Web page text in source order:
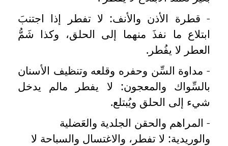
- قطرة الأذن والأنف: لا تفطر إذا اجتنبَ
ابتلاع ما نفذَ منهما إلى الحلق، وكذا شَمُّ
العطر لا يفُطر.
- مداوة السِّن وحفره وقلعه وتنظيف الأسنان
بالسِّواك والمعجون: لا يفطر مالم يدخل
شيء إلى الحلق ويُبتلع.
- المراهم والحقن الجلدية والعَضلية
والوريدية: لا تفطر، والاغتسال والسباحة لا